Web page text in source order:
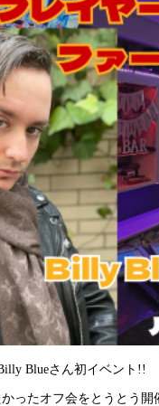
Blueさん初イベント!!
ったオフ会をとうとう開